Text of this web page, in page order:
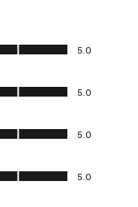
5.0
5.0
5.0
5.0